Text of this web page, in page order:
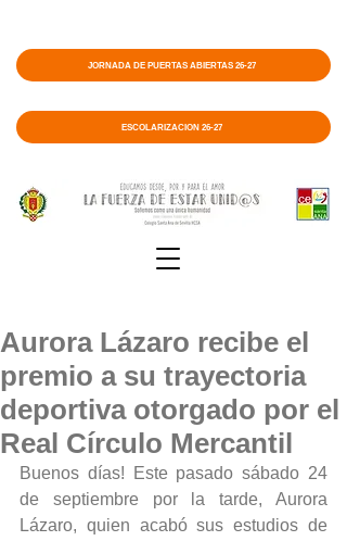
ESCOLARIZACIÓN 26-27
JORNADA DE PUERTAS ABIERTAS 26-27
Aurora Lázaro recibe el
premio a su trayectoria
deportiva otorgado por el
Real Círculo Mercantil
Buenos días! Este pasado sábado 24
de septiembre por la tarde, Aurora
Lázaro, quien acabó sus estudios de